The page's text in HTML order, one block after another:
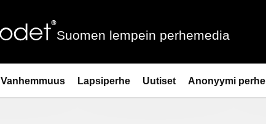
Suomen lempein perhemedia
Vanhemmuus Lapsiperhe Uutiset Anonyymi perhe